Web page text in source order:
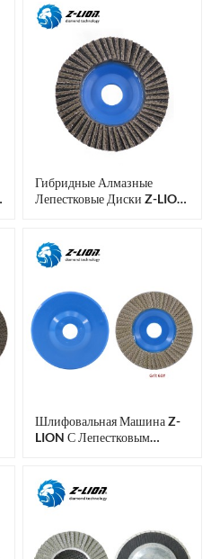
Диски.
Гибридные Алмазные
Лепестковые Диски Z-LION
Шлифовальная Машина Z-
LION С Лепестковым
Шлифовальным Диском.